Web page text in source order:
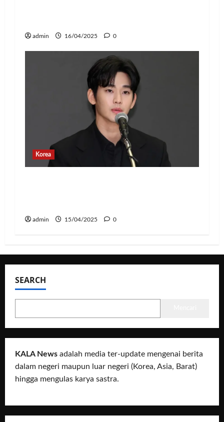
admin 16/04/2025 0
Korea
admin 15/04/2025 0
SEARCH
KALA News adalah media ter-update mengenai berita
dalam negeri maupun luar negeri (Korea, Asia, Barat)
hingga mengulas karya sastra.